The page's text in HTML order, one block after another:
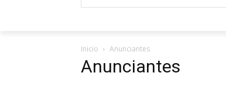
Inicio Anunciantes
Anunciantes